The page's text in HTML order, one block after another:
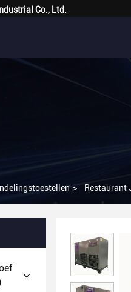
Co., Ltd.
> Restaurant